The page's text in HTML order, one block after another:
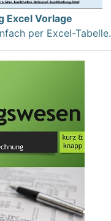
Excel Vorlage
per Excel-Tabelle.